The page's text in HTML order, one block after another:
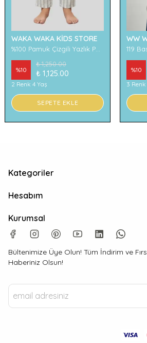
WAKA WAKA KİDS STORE
%10
₺ 1,250.00
₺ 1,125.00
2 Renk 4 Yaş
SEPETE EKLE
%10
3 Renk
Kategoriler
Hesabım
Kurumsal
Bültenimize Üye Olun! Tüm İndirim ve
Haberiniz Olsun!